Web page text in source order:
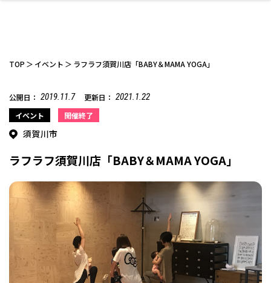
カフェ
お酒 洋食
開成山公園
デート・友達と ひとりで アウトドア
美容室
美容アイテム エイジングケア
ファッション
スポーツ・アウト
ドア
ギフト・お土産
お仕事探し
保険 病院・クリニック ペット
家づくり
リフォーム・リノ
ベーション
自治体インフォ
TOP イベント ラフラフ須賀川店「BABY＆MAMA YOGA」
公開日： 2019.11.7 更新日： 2021.1.22
イベント 開催終了
須賀川市
ラフラフ須賀川店「BABY＆MAMA YOGA」